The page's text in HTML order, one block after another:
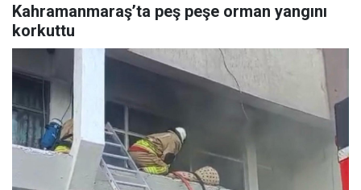
Kahramanmaraş’ta peş peşe orman yangını
korkuttu